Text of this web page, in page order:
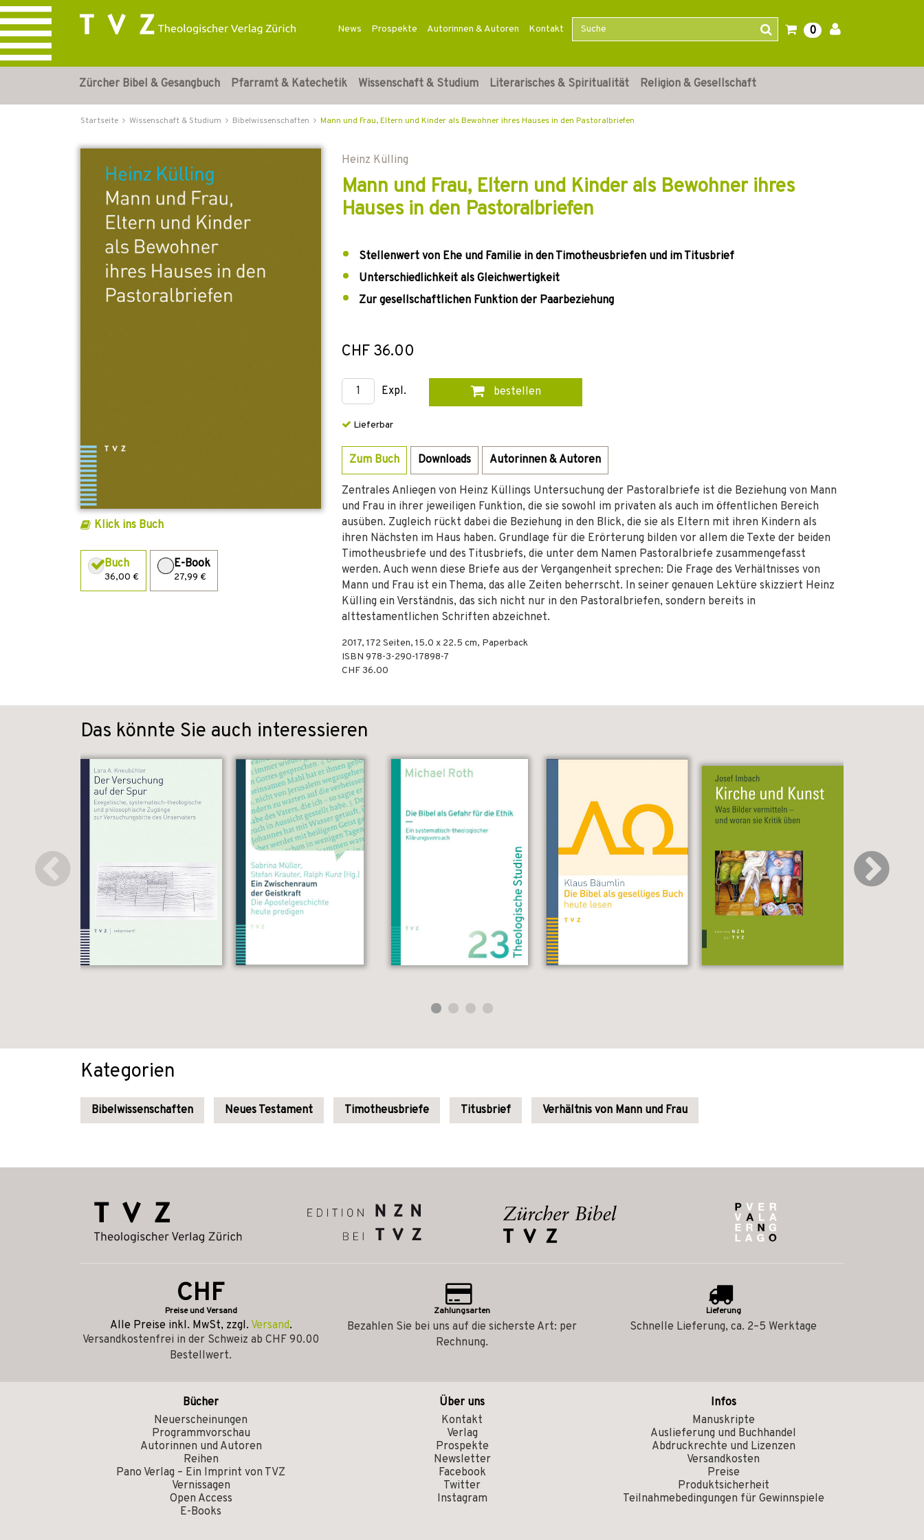
News Prospekte Autorinnen & Autoren Kontakt 0
Zürcher Bibel & Gesangbuch Pfarramt & Katechetik Wissenschaft & Studium Literarisches & Spiritualität Religion & Gesellschaft
Startseite Wissenschaft & Studium Bibelwissenschaften Mann und Frau, Eltern und Kinder als Bewohner ihres Hauses in den Pastoralbriefen
Klick ins Buch
Buch
36,00 €
E-Book
27,99 €
Heinz Külling
Mann und Frau, Eltern und Kinder als Bewohner ihres
Hauses in den Pastoralbriefen
Stellenwert von Ehe und Familie in den Timotheusbriefen und im Titusbrief
Unterschiedlichkeit als Gleichwertigkeit
Zur gesellschaftlichen Funktion der Paarbeziehung
CHF 36.00
Expl. bestellen
Lieferbar
Zum Buch Downloads Autorinnen & Autoren
Zentrales Anliegen von Heinz Küllings Untersuchung der Pastoralbriefe ist die Beziehung von Mann
und Frau in ihrer jeweiligen Funktion, die sie sowohl im privaten als auch im öffentlichen Bereich
ausüben. Zugleich rückt dabei die Beziehung in den Blick, die sie als Eltern mit ihren Kindern als
ihren Nächsten im Haus haben. Grundlage für die Erörterung bilden vor allem die Texte der beiden
Timotheusbriefe und des Titusbriefs, die unter dem Namen Pastoralbriefe zusammengefasst
werden. Auch wenn diese Briefe aus der Vergangenheit sprechen: Die Frage des Verhältnisses von
Mann und Frau ist ein Thema, das alle Zeiten beherrscht. In seiner genauen Lektüre skizziert Heinz
Külling ein Verständnis, das sich nicht nur in den Pastoralbriefen, sondern bereits in
alttestamentlichen Schriften abzeichnet.
2017, 172 Seiten, 15.0 x 22.5 cm, Paperback
ISBN 978-3-290-17898-7
CHF 36.00
Das könnte Sie auch interessieren
Kategorien
Bibelwissenschaften Neues Testament Timotheusbriefe Titusbrief Verhältnis von Mann und Frau
CHF
Preise und Versand
Alle Preise inkl. MwSt, zzgl. Versand.
Versandkostenfrei in der Schweiz ab CHF 90.00
Bestellwert.
Zahlungsarten
Bezahlen Sie bei uns auf die sicherste Art: per
Rechnung.
Lieferung
Schnelle Lieferung, ca. 2–5 Werktage
Bücher
Neuerscheinungen
Programmvorschau
Autorinnen und Autoren
Reihen
Pano Verlag – Ein Imprint von TVZ
Vernissagen
Open Access
E-Books
Über uns
Kontakt
Verlag
Prospekte
Newsletter
Facebook
Twitter
Instagram
Infos
Manuskripte
Auslieferung und Buchhandel
Abdruckrechte und Lizenzen
Versandkosten
Preise
Produktsicherheit
Teilnahmebedingungen für Gewinnspiele